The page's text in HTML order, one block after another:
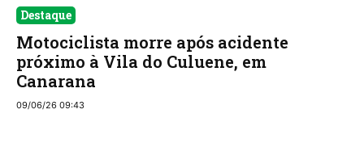
Destaque
Motociclista morre após acidente
próximo à Vila do Culuene, em
Canarana
09/06/26 09:43